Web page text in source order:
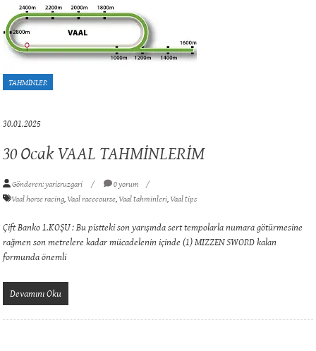
TAHMİNLER
30.01.2025
30 Ocak VAAL TAHMİNLERİM
Gönderen: yarisruzgari
0 yorum
Vaal horse racing,Vaal racecourse,Vaal tahminleri,Vaal tips
Çift Banko 1.KOŞU : Bu pistteki son yarışında sert tempolarla numara götürmesine
rağmen son metrelere kadar mücadelenin içinde (1) MIZZEN SWORD kalan
formunda önemli
Devamını Oku